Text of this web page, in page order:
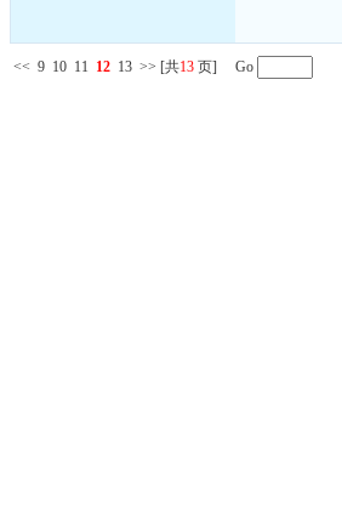
<< 9 10 11 12 13 >> [共13 页] Go